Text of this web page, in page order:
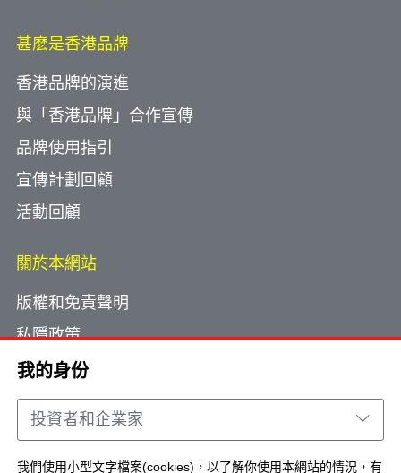
我的身份
投資者和企業家
我們使用小型文字檔案(cookies)，以了解你使用本網站的情況，有
甚麽是香港品牌
香港品牌的演進
與「香港品牌」合作宣傳
品牌使用指引
宣傳計劃回顧
活動回顧
關於本網站
版權和免責聲明
私隱政策
使用小型文字檔案
網頁指南
聯絡我們